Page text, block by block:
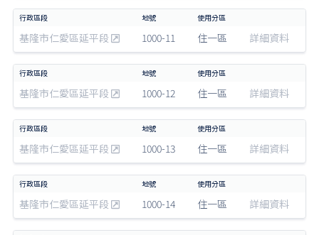
基隆市仁愛區延平段 1000-11 住一區 詳細資料
基隆市仁愛區延平段 1000-12 住一區 詳細資料
基隆市仁愛區延平段 1000-13 住一區 詳細資料
基隆市仁愛區延平段 1000-14 住一區 詳細資料